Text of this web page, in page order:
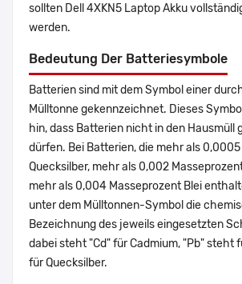
sollten Dell 4XKN5 Laptop Akku
werden.
Bedeutung Der Batteriesymbole
Batterien sind mit dem Symbol einer
Mülltonne gekennzeichnet. Dieses
hin, dass Batterien nicht in den Hausmüll
dürfen. Bei Batterien, die mehr als
Quecksilber, mehr als 0,002
mehr als 0,004 Masseprozent Blei
unter dem Mülltonnen-Symbol die
Bezeichnung des jeweils eingesetzten
dabei steht "Cd" für Cadmium, "Pb" steht
für Quecksilber.